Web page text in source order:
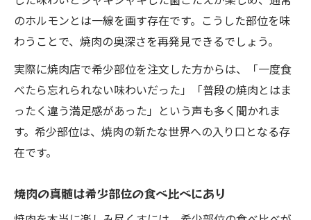
のホルモンとは一線を画す存在です。こうした部位を味
わうことで、焼肉の奥深さを再発見できるでしょう。
実際に焼肉店で希少部位を注文した方からは、「一度食
べたら忘れられない味わいだった」「普段の焼肉とはま
ったく違う満足感があった」という声も多く聞かれま
す。希少部位は、焼肉の新たな世界への入り口となる存
在です。
焼肉の真髄は希少部位の食べ比べにあり